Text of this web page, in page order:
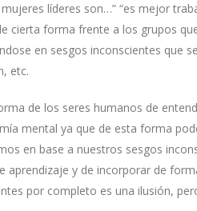
líderes son…” “es mejor
forma frente a los grupos
en sesgos inconscientes que
etc.
de los seres humanos de
mental ya que de esta forma
en base a nuestros sesgos
y de incorporar de
por completo es una ilusión,